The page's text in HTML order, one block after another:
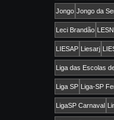
Jongo Jongo da
Leci Brandão
LIESAP Liesarj
Liga das Escolas
Liga SP Liga-SP
LigaSP Carnaval